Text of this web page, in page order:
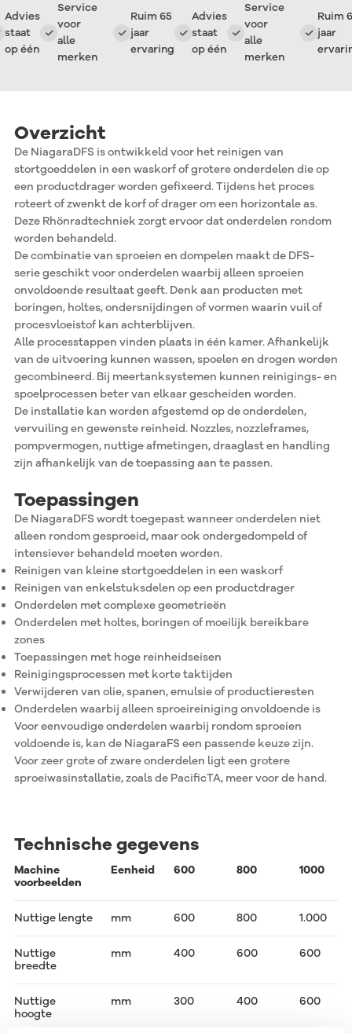
één
Service
voor
alle
merken
Ruim 65
jaar
ervaring
Advies
staat
op één
Service
voor
alle
merken
Ruim 65
jaar
Overzicht
De NiagaraDFS is ontwikkeld voor het reinigen van
stortgoeddelen in een waskorf of grotere onderdelen die op
een productdrager worden gefixeerd. Tijdens het proces
roteert of zwenkt de korf of drager om een horizontale as.
Deze Rhönradtechniek zorgt ervoor dat onderdelen rondom
worden behandeld.
De combinatie van sproeien en dompelen maakt de DFS-
serie geschikt voor onderdelen waarbij alleen sproeien
onvoldoende resultaat geeft. Denk aan producten met
boringen, holtes, ondersnijdingen of vormen waarin vuil of
procesvloeistof kan achterblijven.
Alle processtappen vinden plaats in één kamer. Afhankelijk
van de uitvoering kunnen wassen, spoelen en drogen worden
gecombineerd. Bij meertanksystemen kunnen reinigings- en
spoelprocessen beter van elkaar gescheiden worden.
De installatie kan worden afgestemd op de onderdelen,
vervuiling en gewenste reinheid. Nozzles, nozzleframes,
pompvermogen, nuttige afmetingen, draaglast en handling
zijn afhankelijk van de toepassing aan te passen.
Toepassingen
De NiagaraDFS wordt toegepast wanneer onderdelen niet
alleen rondom gesproeid, maar ook ondergedompeld of
intensiever behandeld moeten worden.
Reinigen van kleine stortgoeddelen in een waskorf
Reinigen van enkelstuksdelen op een productdrager
Onderdelen met complexe geometrieën
Onderdelen met holtes, boringen of moeilijk bereikbare
zones
Toepassingen met hoge reinheidseisen
Reinigingsprocessen met korte taktijden
Verwijderen van olie, spanen, emulsie of productieresten
Onderdelen waarbij alleen sproeireiniging onvoldoende is
Voor eenvoudige onderdelen waarbij rondom sproeien
voldoende is, kan de NiagaraFS een passende keuze zijn.
Voor zeer grote of zware onderdelen ligt een grotere
sproeiwasinstallatie, zoals de PacificTA, meer voor de hand.
Technische gegevens
Machine
voorbeelden
Eenheid 600 800 1000
Nuttige lengte mm 600 800 1.000
Nuttige
breedte
mm 400 600 600
Nuttige
hoogte
mm 300 400 600